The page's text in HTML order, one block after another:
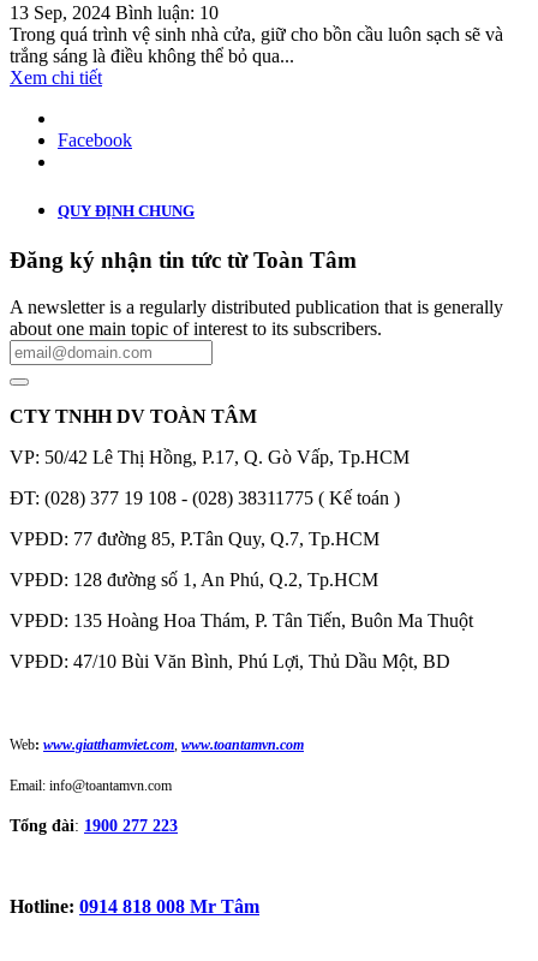
13 Sep, 2024 Bình luận: 10
Trong quá trình vệ sinh nhà cửa, giữ cho bồn cầu luôn sạch sẽ và
trắng sáng là điều không thể bỏ qua...
Xem chi tiết
Facebook
QUY ĐỊNH CHUNG
Đăng ký nhận tin tức từ Toàn Tâm
A newsletter is a regularly distributed publication that is generally
about one main topic of interest to its subscribers.
CTY TNHH DV TOÀN TÂM
VP: 50/42 Lê Thị Hồng, P.17, Q. Gò Vấp, Tp.HCM
ĐT: (028) 377 19 108 - (028) 38311775 ( Kế toán )
VPĐD: 77 đường 85, P.Tân Quy, Q.7, Tp.HCM
VPĐD: 128 đường số 1, An Phú, Q.2, Tp.HCM
VPĐD: 135 Hoàng Hoa Thám, P. Tân Tiến, Buôn Ma Thuột
VPĐD: 47/10 Bùi Văn Bình, Phú Lợi, Thủ Dầu Một, BD
Web: www.giatthamviet.com www.toantamvn.com
Email: info@toantamvn.com
Tổng đài: 1900 277 223
Hotline: 0914 818 008 Mr Tâm